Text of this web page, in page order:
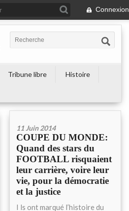
Connexion
Tribune libre
Histoire
11 Juin 2014
COUPE DU MONDE:
Quand des stars du
FOOTBALL risquaient
leur carrière, voire leur
vie, pour la démocratie
et la justice
I ls ont marqué l’histoire du